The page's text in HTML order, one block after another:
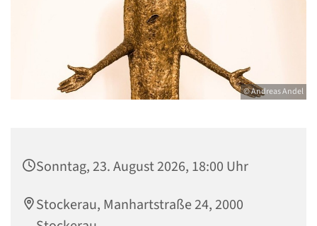
© Andreas Andel
Sonntag, 23. August 2026, 18:00 Uhr
Stockerau, Manhartstraße 24, 2000